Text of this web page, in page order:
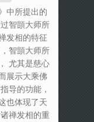
中所提出的
智顗大师所
发相的特征
智顗大师所
尤其是慈心
展示大乘佛
导的功能，
也体现了天
禅发相的重